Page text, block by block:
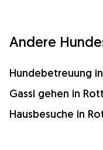
Andere
Hundebetreuung
Gassi gehen in
Hausbesuche in